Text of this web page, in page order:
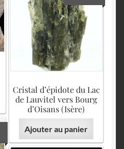
Cristal d’épidote du Lac
de Lauvitel vers Bourg
d’Oisans (Isère)
Ajouter au panier